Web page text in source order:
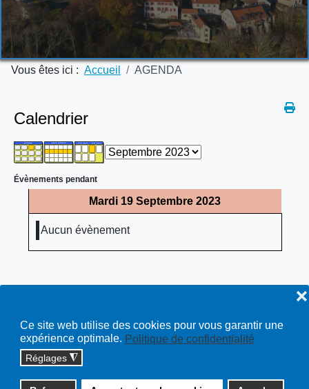
Ce site web utilise des cookies pour vous garantir une
expérience optimale. Politique de confidentialité
Réglages ◮
❌
Vous êtes ici : Accueil AGENDA
Calendrier
Évènements pendant
Mardi 19 Septembre 2023
Aucun évènement
Copyright © 2026 cossonay.ch - tous droits réservés | site :